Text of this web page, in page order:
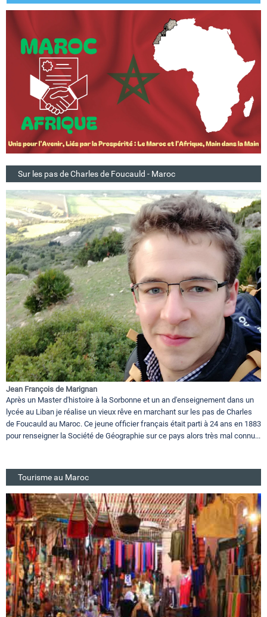
Sur les pas de Charles de Foucauld - Maroc
Jean François de Marignan
Après un Master d'histoire à la Sorbonne et un an d'enseignement dans un
lycée au Liban je réalise un vieux rêve en marchant sur les pas de Charles
de Foucauld au Maroc. Ce jeune officier français était parti à 24 ans en 1883
pour renseigner la Société de Géographie sur ce pays alors très mal connu...
Tourisme au Maroc